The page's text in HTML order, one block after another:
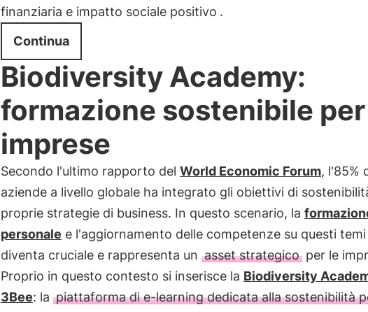
finanziaria e impatto sociale positivo .
Continua
Biodiversity Academy:
formazione sostenibile
imprese
Secondo l'ultimo rapporto del World Economic Forum, l'85%
aziende a livello globale ha integrato gli obiettivi di
proprie strategie di business. In questo scenario, la
personale e l'aggiornamento delle competenze su questi temi
diventa cruciale e rappresenta un asset strategicoper le
Proprio in questo contesto si inserisce la Biodiversity
3Bee: la piattaforma di e-learning dedicata alla sostenibilità